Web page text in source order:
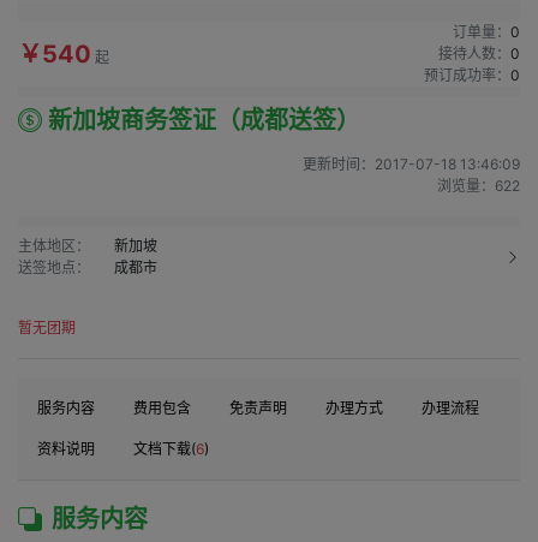
￥540 起
订单量： 0
接待人数： 0
预订成功率： 0
新加坡商务签证（成都送签）
更新时间： 2017-07-18 13:46:09
浏览量： 622
主体地区：
新加坡
送签地点：
成都市
暂无团期
服务内容 费用包含 免责声明 办理方式 办理流程
资料说明 文档下载(6)
服务内容